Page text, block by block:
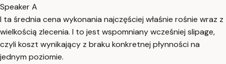
Speaker A
I ta średnia cena wykonania najczęściej właśnie rośnie wraz z
wielkością zlecenia. I to jest wspomniany wcześniej slipage,
czyli koszt wynikający z braku konkretnej płynności na
jednym poziomie.